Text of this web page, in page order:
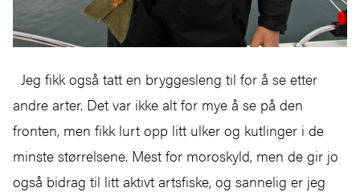
Jeg fikk også tatt en bryggesleng til for å se etter
andre arter. Det var ikke alt for mye å se på den
fronten, men fikk lurt opp litt ulker og kutlinger i de
minste størrelsene. Mest for moroskyld, men de gir jo
også bidrag til litt aktivt artsfiske, og sannelig er jeg